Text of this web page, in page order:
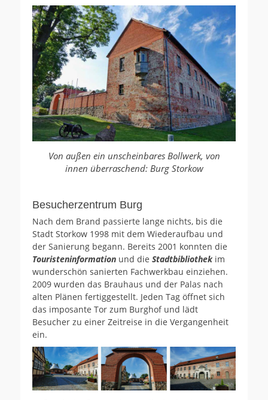
Von außen ein unscheinbares Bollwerk, von
innen überraschend: Burg Storkow
Besucherzentrum Burg
Nach dem Brand passierte lange nichts, bis die
Stadt Storkow 1998 mit dem Wiederaufbau und
der Sanierung begann. Bereits 2001 konnten die
Touristeninformation und die Stadtbibliothekim
wunderschön sanierten Fachwerkbau einziehen.
2009 wurden das Brauhaus und der Palas nach
alten Plänen fertiggestellt. Jeden Tag öffnet sich
das imposante Tor zum Burghof und lädt
Besucher zu einer Zeitreise in die Vergangenheit
ein.